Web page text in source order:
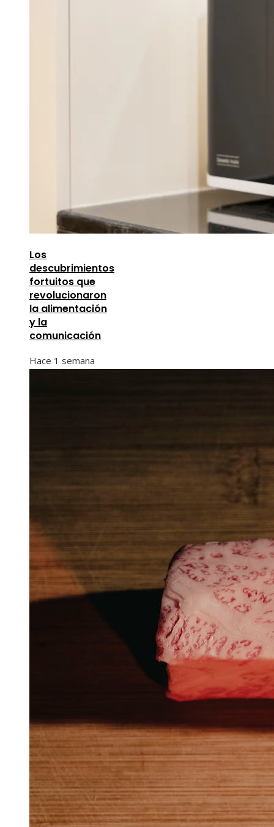
Los
descubrimientos
fortuitos que
revolucionaron
la alimentación
y la
comunicación
Hace 1 semana